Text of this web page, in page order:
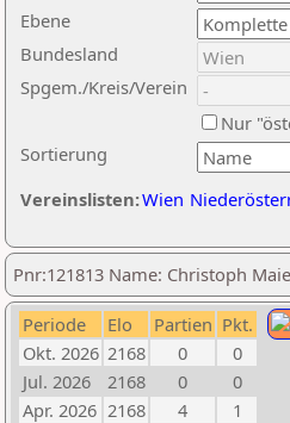
Ebene
Sortierung
Bundesland
Spgem./Kreis/Verein
Nur
Vereinslisten:Wien
Pnr:121813 Name: Christoph
Periode Elo Partien Pkt.
Okt. 2026 2168 0
0
Jul. 2026
2168 0
0
Apr. 2026 2168 4
1